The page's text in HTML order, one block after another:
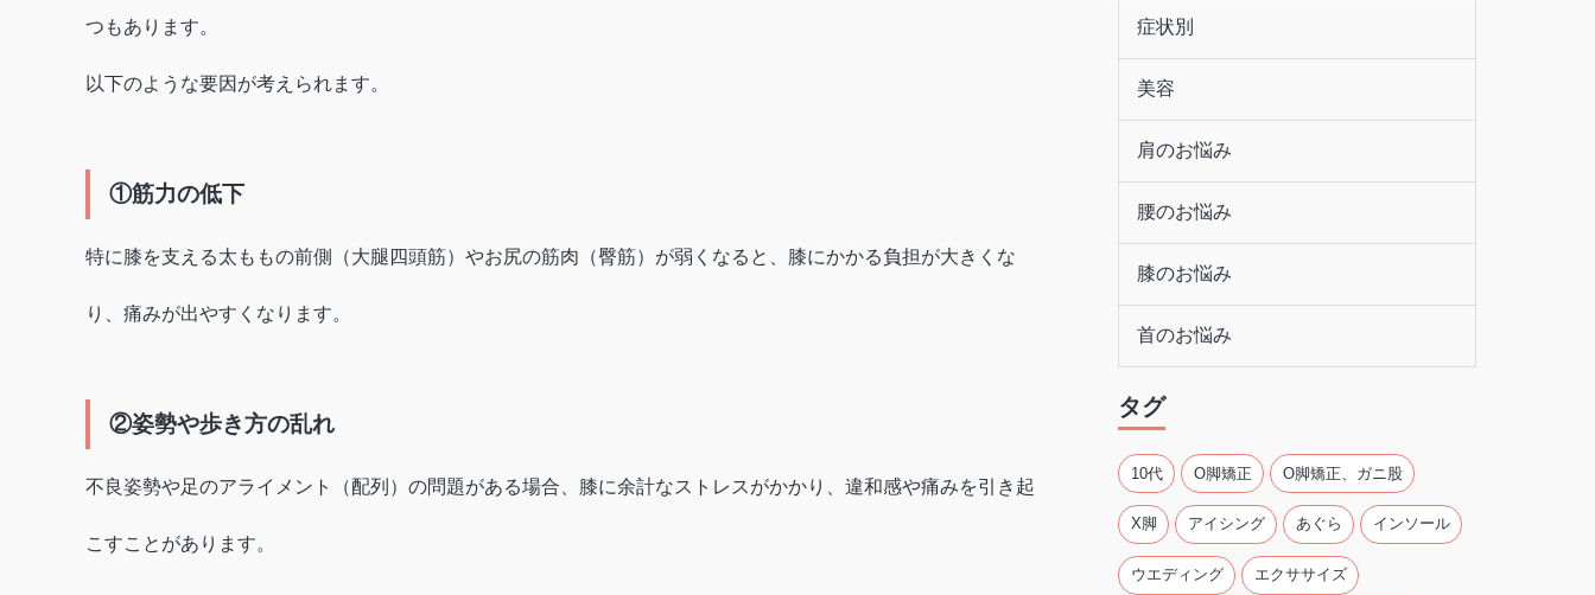
つもあります。
以下のような要因が考えられます。
①筋力の低下
特に膝を支える太ももの前側（大腿四頭筋）やお尻の筋肉（臀筋）が弱くなると、膝にかかる負担が大きくな
り、痛みが出やすくなります。
②姿勢や歩き方の乱れ
不良姿勢や足のアライメント（配列）の問題がある場合、膝に余計なストレスがかかり、違和感や痛みを引き起
こすことがあります。
症状別
美容
肩のお悩み
腰のお悩み
膝のお悩み
首のお悩み
タグ
10代 O脚矯正 O脚矯正、ガニ股
X脚 アイシング あぐら インソール
ウエディング エクササイズ